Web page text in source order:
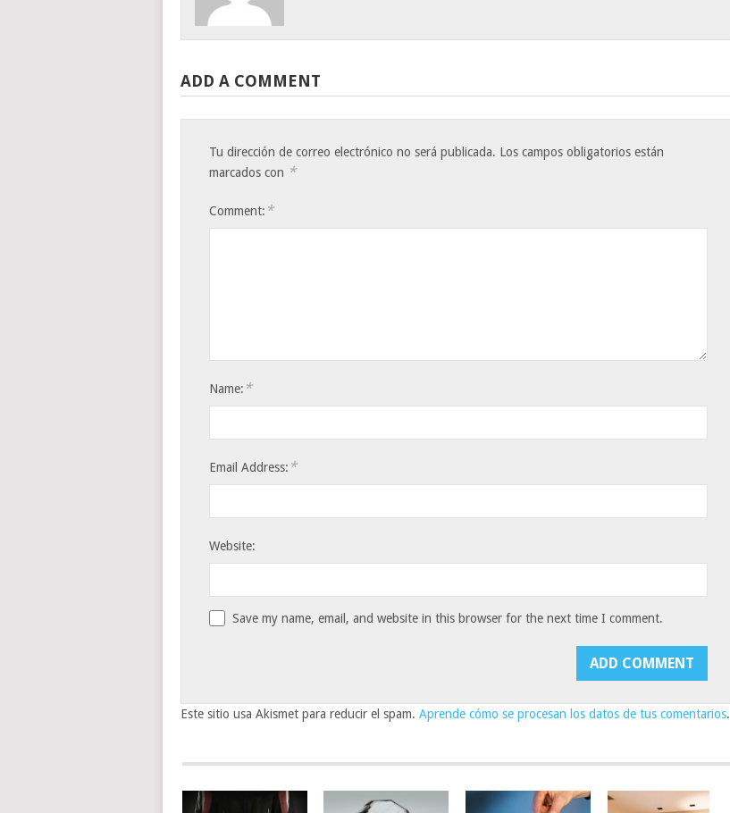
ADD A COMMENT
Tu dirección de correo electrónico no será publicada. Los campos obligatorios están
marcados con *
Comment: *
Name: *
Email Address: *
Website:
Save my name, email, and website in this browser for the next time I comment.
Este sitio usa Akismet para reducir el spam. Aprende cómo se procesan los datos de tus comentarios.